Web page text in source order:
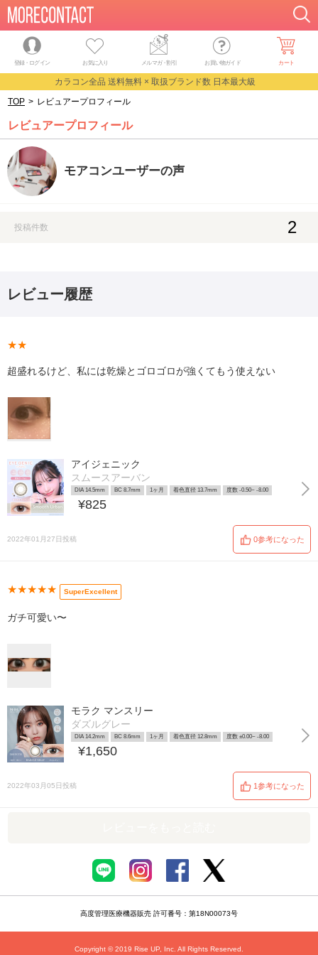
登録・ログイン お気に入り メルマガ・割引 お買い物ガイド カート
カラコン全品 送料無料 × 取扱ブランド数 日本最大級
TOP > レビュアープロフィール
レビュアープロフィール
モアコンユーザーの声
投稿件数 2
レビュー履歴
★★
超盛れるけど、私には乾燥とゴロゴロが強くてもう使えない
アイジェニック
スムースアーバン
DIA 14.5mm BC 8.7mm 1ヶ月 着色直径 13.7mm 度数 -0.50~ -8.00
¥825
2022年01月27日投稿 0参考になった
★★★★★ SuperExcellent
ガチ可愛い〜
モラク マンスリー
ダズルグレー
DIA 14.2mm BC 8.6mm 1ヶ月 着色直径 12.8mm 度数 ±0.00~ -8.00
¥1,650
2022年03月05日投稿 1参考になった
高度管理医療機器販売 許可番号：第18N00073号
Copyright © 2019 Rise UP, Inc. All Rights Reserved.